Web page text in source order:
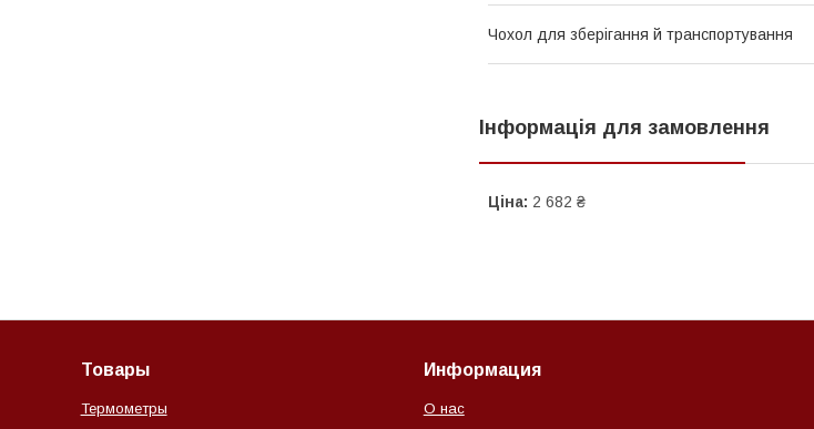
Чохол для зберігання й транспортування
Інформація для замовлення
Ціна: 2 682 ₴
Товары
Термометры
Информация
О нас